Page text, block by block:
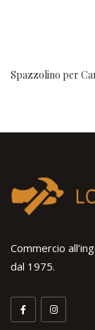
Spazzolino per
Commercio
dal 1975.